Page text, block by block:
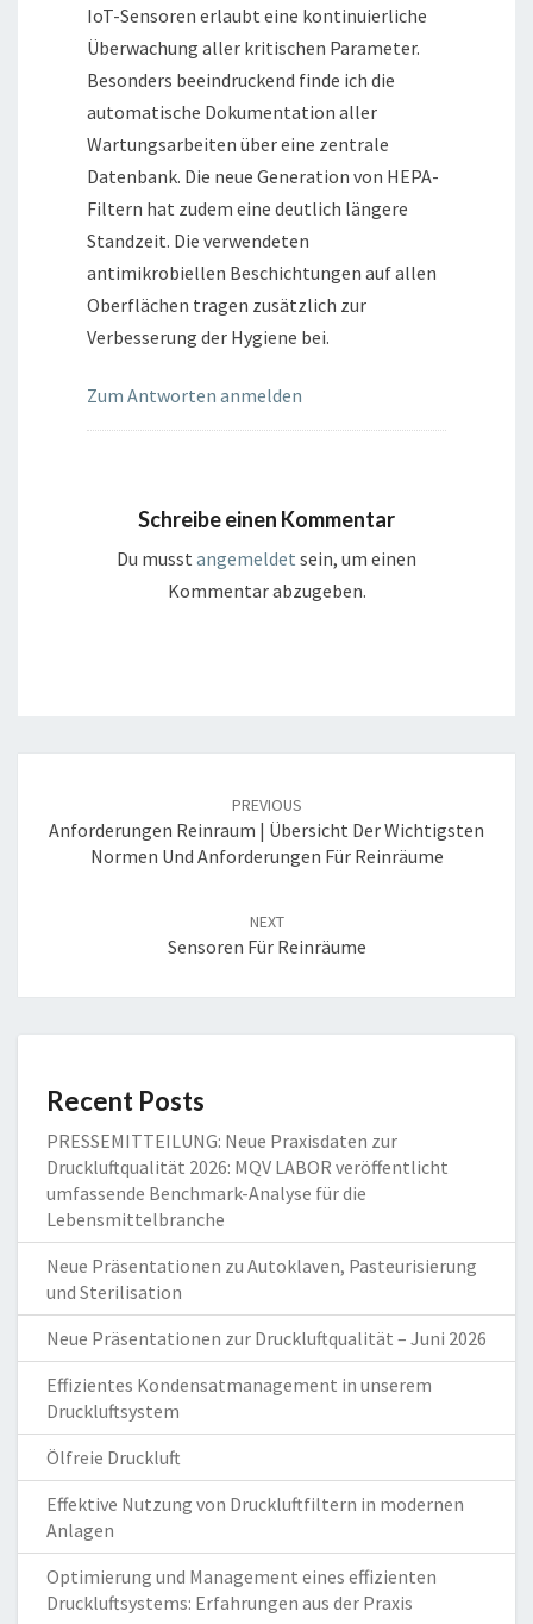
IoT-Sensoren erlaubt eine kontinuierliche
Überwachung aller kritischen Parameter.
Besonders beeindruckend finde ich die
automatische Dokumentation aller
Wartungsarbeiten über eine zentrale
Datenbank. Die neue Generation von HEPA-
Filtern hat zudem eine deutlich längere
Standzeit. Die verwendeten
antimikrobiellen Beschichtungen auf allen
Oberflächen tragen zusätzlich zur
Verbesserung der Hygiene bei.
Zum Antworten anmelden
Schreibe einen Kommentar
Du musst angemeldet sein, um einen
Kommentar abzugeben.
PREVIOUS
Anforderungen Reinraum | Übersicht Der Wichtigsten
Normen Und Anforderungen Für Reinräume
NEXT
Sensoren Für Reinräume
Recent Posts
PRESSEMITTEILUNG: Neue Praxisdaten zur
Druckluftqualität 2026: MQV LABOR veröffentlicht
umfassende Benchmark-Analyse für die
Lebensmittelbranche
Neue Präsentationen zu Autoklaven, Pasteurisierung
und Sterilisation
Neue Präsentationen zur Druckluftqualität – Juni 2026
Effizientes Kondensatmanagement in unserem
Druckluftsystem
Ölfreie Druckluft
Effektive Nutzung von Druckluftfiltern in modernen
Anlagen
Optimierung und Management eines effizienten
Druckluftsystems: Erfahrungen aus der Praxis